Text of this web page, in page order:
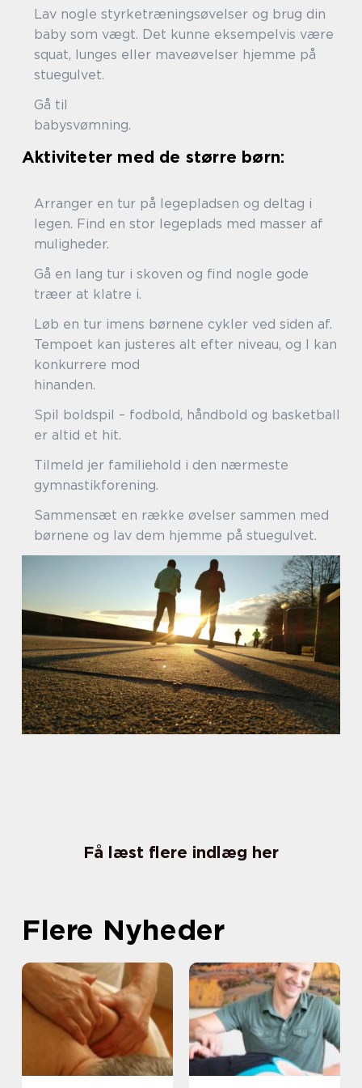
Lav nogle styrketræningsøvelser og brug din
baby som vægt. Det kunne eksempelvis være
squat, lunges eller maveøvelser hjemme på
Gå til
Aktiviteter med de større børn:
Arranger en tur på legepladsen og deltag i
legen. Find en stor legeplads med masser af
Gå en lang tur i skoven og find nogle gode
træer at klatre i.
Løb en tur imens børnene cykler ved siden af.
Tempoet kan justeres alt efter niveau, og I kan
konkurrere mod
Spil boldspil – fodbold, håndbold og basketball
er altid et hit.
Tilmeld jer familiehold i den nærmeste
Sammensæt en række øvelser sammen med
børnene og lav dem hjemme på stuegulvet.
Få læst flere indlæg her
Flere Nyheder